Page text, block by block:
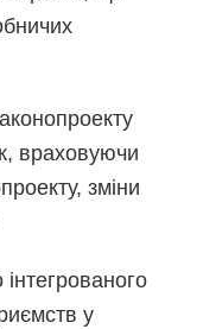
враховуючи
зміни
у